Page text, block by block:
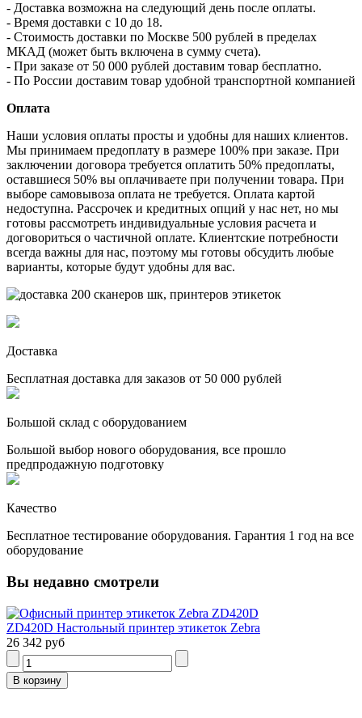
- Доставка возможна на следующий день после оплаты.
- Время доставки с 10 до 18.
- Стоимость доставки по Москве 500 рублей в пределах
МКАД (может быть включена в сумму счета).
- При заказе от 50 000 рублей доставим товар бесплатно.
- По России доставим товар удобной транспортной компанией
Оплата
Наши условия оплаты просты и удобны для наших клиентов.
Мы принимаем предоплату в размере 100% при заказе. При
заключении договора требуется оплатить 50% предоплаты,
оставшиеся 50% вы оплачиваете при получении товара. При
выборе самовывоза оплата не требуется. Оплата картой
недоступна. Рассрочек и кредитных опций у нас нет, но мы
готовы рассмотреть индивидуальные условия расчета и
договориться о частичной оплате. Клиентские потребности
всегда важны для нас, поэтому мы готовы обсудить любые
варианты, которые будут удобны для вас.
Доставка
Бесплатная доставка для заказов от 50 000 рублей
Большой склад с оборудованием
Большой выбор нового оборудования, все прошло
предпродажную подготовку
Качество
Бесплатное тестирование оборудования. Гарантия 1 год на все
оборудование
Вы недавно смотрели
ZD420D Настольный принтер этикеток Zebra
26 342 руб